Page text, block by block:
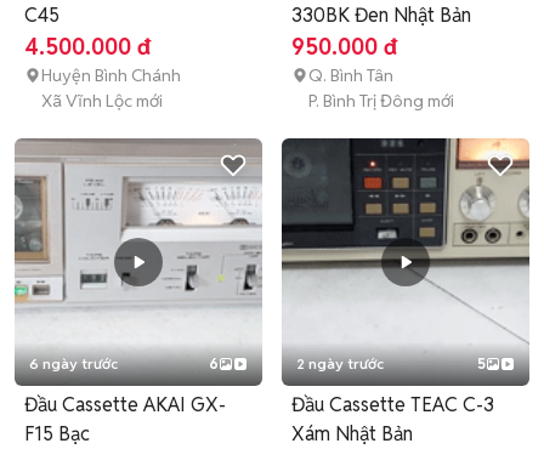
C45
4.500.000 đ
Huyện Bình Chánh
Xã Vĩnh Lộc mới
330BK Đen Nhật Bản
950.000 đ
Q. Bình Tân
P. Bình Trị Đông mới
6 ngày trước 6
Đầu Cassette AKAI GX-
F15 Bạc
2 ngày trước 5
Đầu Cassette TEAC C-3
Xám Nhật Bản